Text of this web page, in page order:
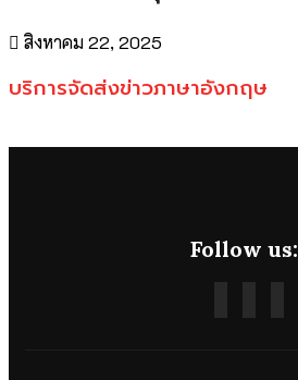
สิงหาคม 22, 2025
บริการจัดส่งข่าวภาษาอังกฤษ
Follow us: